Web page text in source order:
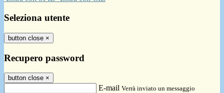
Seleziona utente
button close ×
Recupero password
button close ×
E-mail Verrà inviato un messaggio